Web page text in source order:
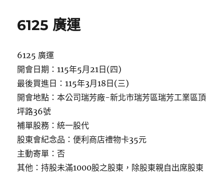
6125 廣運
6125 廣運
開會日期：115年5月21日(四)
最後買進日：115年3月18日(三)
開會地點：本公司瑞芳廠-新北市瑞芳區瑞芳工業區頂
坪路36號
補單股務：統一股代
股東會紀念品：便利商店禮物卡35元
主動寄單：否
其他：持股未滿1000股之股東，除股東親自出席股東